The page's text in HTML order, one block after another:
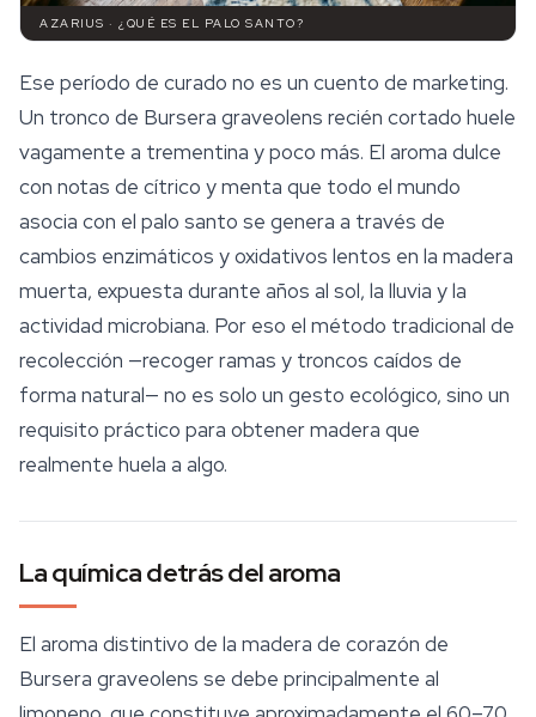
AZARIUS · ¿QUÉ ES EL PALO SANTO?
Ese período de curado no es un cuento de marketing.
Un tronco de Bursera graveolens recién cortado huele
vagamente a trementina y poco más. El aroma dulce
con notas de cítrico y menta que todo el mundo
asocia con el palo santo se genera a través de
cambios enzimáticos y oxidativos lentos en la madera
muerta, expuesta durante años al sol, la lluvia y la
actividad microbiana. Por eso el método tradicional de
recolección —recoger ramas y troncos caídos de
forma natural— no es solo un gesto ecológico, sino un
requisito práctico para obtener madera que
realmente huela a algo.
La química detrás del aroma
El aroma distintivo de la madera de corazón de
Bursera graveolens se debe principalmente al